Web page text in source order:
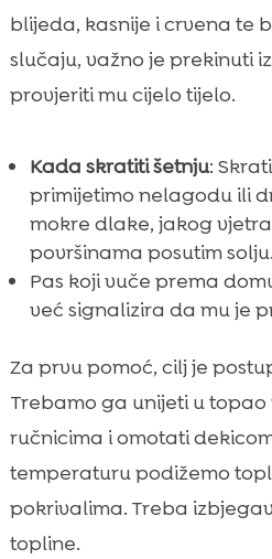
blijeda, kasnije i crvena te
slučaju, važno je prekinuti
provjeriti mu cijelo tijelo.
Kada skratiti šetnju:
primijetimo nelagodu ili
mokre dlake, jakog
površinama posutim solju.
Pas koji vuče prema
već signalizira da mu je
Za prvu pomoć, cilj je
Trebamo ga unijeti u
ručnicima i omotati
temperaturu podižemo
pokrivalima. Treba
topline.